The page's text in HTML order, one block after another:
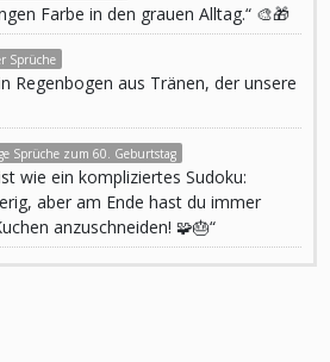
Farbe in den grauen Alltag.“ 🎨🎁
Sprüche
Regenbogen aus Tränen, der unsere
Sprüche zum 60. Geburtstag
wie ein kompliziertes Sudoku:
aber am Ende hast du immer
anzuschneiden! 🧩🎂“